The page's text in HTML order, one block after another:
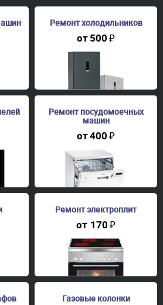
Ремонт холодильников
от500₽
Ремонт посудомоечных
машин
от400₽
Ремонт электроплит
от 170₽
Газовые колонки